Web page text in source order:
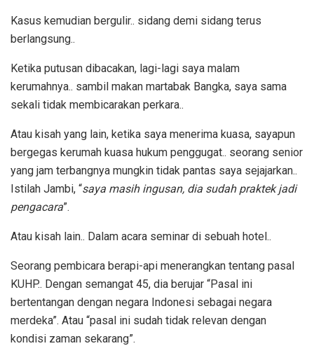
Kasus kemudian bergulir.. sidang demi sidang terus
berlangsung..
Ketika putusan dibacakan, lagi-lagi saya malam
kerumahnya.. sambil makan martabak Bangka, saya sama
sekali tidak membicarakan perkara..
Atau kisah yang lain, ketika saya menerima kuasa, sayapun
bergegas kerumah kuasa hukum penggugat.. seorang senior
yang jam terbangnya mungkin tidak pantas saya sejajarkan..
Istilah Jambi, “saya masih ingusan, dia sudah praktek jadi
pengacara”.
Atau kisah lain.. Dalam acara seminar di sebuah hotel..
Seorang pembicara berapi-api menerangkan tentang pasal
KUHP.. Dengan semangat 45, dia berujar “Pasal ini
bertentangan dengan negara Indonesi sebagai negara
merdeka”. Atau “pasal ini sudah tidak relevan dengan
kondisi zaman sekarang”.